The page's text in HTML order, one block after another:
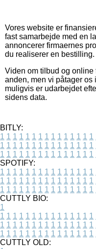
Vores website er
fast samarbejde med en
annoncerer firmaernes
du realiserer en bestilling.
Viden om tilbud og online
anden, men vi påtager os
muligvis er udarbejdet
sidens data.
BITLY:
1 1 1 1 1 1 1 1 1 1 1 1 1 1 1
1 1 1 1 1 1 1 1 1 1 1 1 1 1 1
1 1 1 1 1 1 1 1 1 1 1 1 1 1 1
SPOTIFY:
1 1 1 1 1 1 1 1 1 1 1 1 1 1 1
1 1 1 1 1 1 1 1 1 1 1 1 1 1 1
1 1 1 1 1 1 1 1 1 1 1 1 1 1 1
CUTTLY BIO:
1
1 1 1 1 1 1 1 1 1 1 1 1 1 1 1
1 1 1 1 1 1 1 1 1 1 1 1 1 1 1
1 1 1 1 1 1 1 1 1 1 1 1 1 1 1
CUTTLY OLD: